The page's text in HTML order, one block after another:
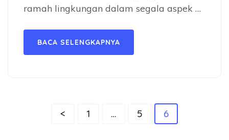
ramah lingkungan dalam segala aspek …
BACA SELENGKAPNYA
Paginasi
< Halaman
1 … Halaman
5 Halaman
6